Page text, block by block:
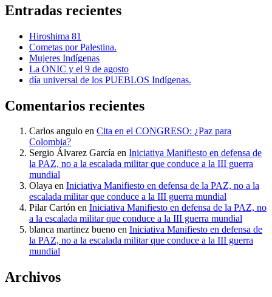
Entradas recientes
Hiroshima 81
Cometas por Palestina.
Mujeres Indígenas
La ONIC y el 9 de agosto
día universal de los PUEBLOS Indígenas.
Comentarios recientes
Carlos angulo en Cita en el CONGRESO: ¿Paz para
Colombia?
Sergio Álvarez García en Iniciativa Manifiesto en defensa de
la PAZ, no a la escalada militar que conduce a la III guerra
mundial
Olaya en Iniciativa Manifiesto en defensa de la PAZ, no a la
escalada militar que conduce a la III guerra mundial
Pilar Cartón en Iniciativa Manifiesto en defensa de la PAZ, no
a la escalada militar que conduce a la III guerra mundial
blanca martinez bueno en Iniciativa Manifiesto en defensa de
la PAZ, no a la escalada militar que conduce a la III guerra
mundial
Archivos